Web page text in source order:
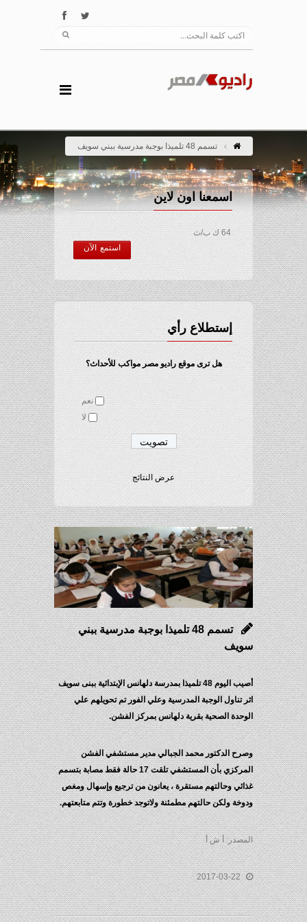
تسمم 48 تلميذا بوجبة مدرسية ببني سويف
اسمعنا اون لاين
64 ك ب/ث
استمع الآن
إستطلاع رأي
هل ترى موقع راديو مصر مواكب للأحداث؟
نعم
لا
عرض النتائج
تسمم 48 تلميذا بوجبة مدرسية ببني
سويف
أصيب اليوم 48 تلميذا بمدرسة دلهانس الإبتدائية ببنى سويف
اثر تناول الوجبة المدرسية وعلي الفور تم تحويلهم علي
الوحدة الصحية بقرية دلهانس بمركز الفشن.
وصرح الدكتور محمد الجبالي مدير مستشفي الفشن
المركزي بأن المستشفي تلقت 17 حالة فقط مصابة بتسمم
غذائي وحالتهم مستقرة ، يعانون من ترجيع وإسهال ومغص
ودوخة ولكن حالتهم مطمئنة ولاتوجد خطورة وتتم متابعتهم.
المصدر: أ ش أ
2017-03-22